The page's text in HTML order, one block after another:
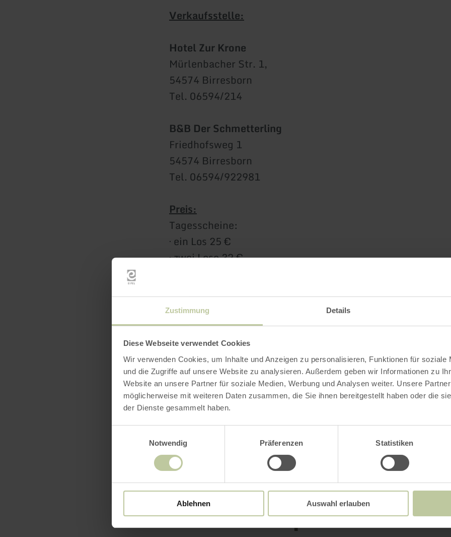
Zustimmung Details
Diese Webseite verwendet Cookies
Wir verwenden Cookies, um Inhalte und Anzeigen zu personalisieren, Funktionen für soziale
und die Zugriffe auf unsere Website zu analysieren. Außerdem geben wir Informationen zu
Website an unsere Partner für soziale Medien, Werbung und Analysen weiter. Unsere
möglicherweise mit weiteren Daten zusammen, die Sie ihnen bereitgestellt haben oder die
der Dienste gesammelt haben.
Notwendig
Präferenzen Statistiken
Ablehnen Auswahl erlauben
Verkaufsstelle:
Hotel Zur Krone
Mürlenbacher Str. 1,
54574 Birresborn
Tel. 06594/214
B&B Der Schmetterling
Friedhofsweg 1
54574 Birresborn
Tel. 06594/922981
Preis:
Tagesscheine:
· ein Los 25 €
· zwei Lose 32 €
Angeln im Streckenabschnitt Birresborn ist nur in
Übernachtung in Birresborn möglich!
Viel Spaß und petri heil!
Impressionen